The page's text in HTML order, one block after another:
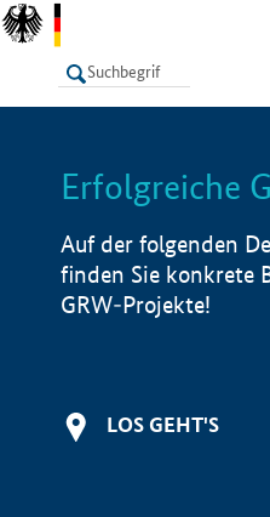
LISTE
Erfolgreiche
Auf der folgenden
finden Sie konkrete
GRW-Projekte!
LOS GEHT'S